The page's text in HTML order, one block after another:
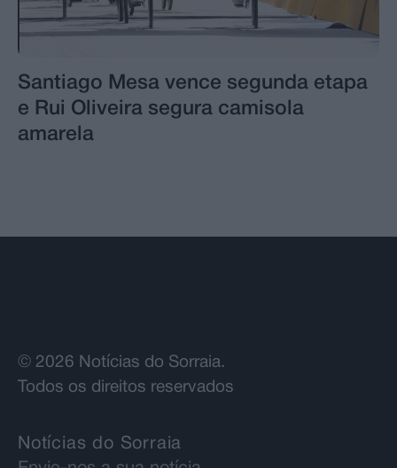
Santiago Mesa vence segunda etapa
e Rui Oliveira segura camisola
amarela
© 2026 Notícias do Sorraia.
Todos os direitos reservados
Notícias do Sorraia